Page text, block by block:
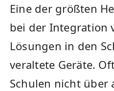
Eine der ⁢größten
bei der‌ Integration
Lösungen in den
⁣veraltete⁣ Geräte.
Schulen nicht über